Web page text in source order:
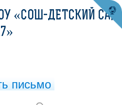
«СОШ-ДЕТСКИЙ САД
письмо